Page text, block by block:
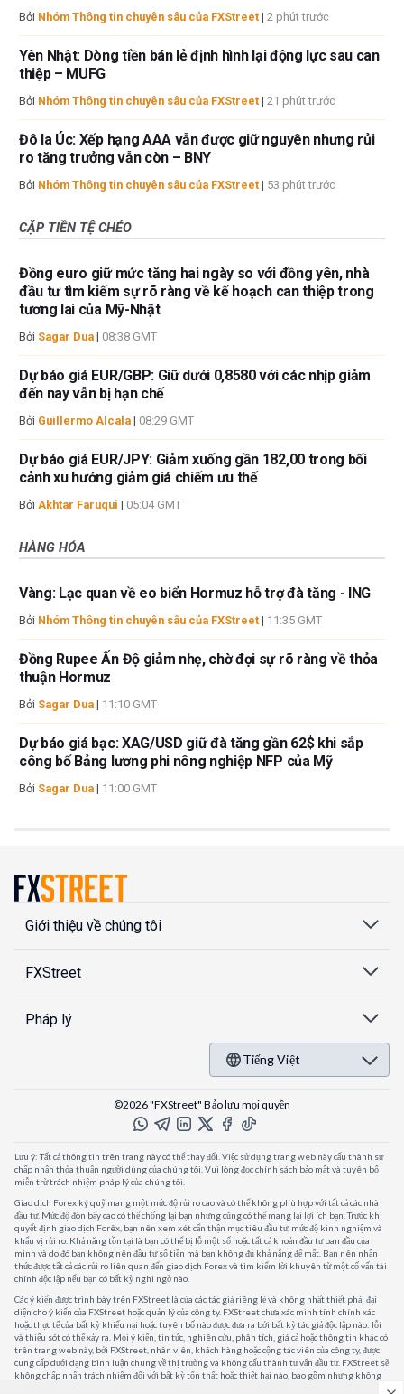
Bởi Nhóm Thông tin chuyên sâu của FXStreet | 2 phút trước
Yên Nhật: Dòng tiền bán lẻ định hình lại động lực sau can
thiệp – MUFG
Bởi Nhóm Thông tin chuyên sâu của FXStreet | 21 phút trước
Đô la Úc: Xếp hạng AAA vẫn được giữ nguyên nhưng rủi
ro tăng trưởng vẫn còn – BNY
Bởi Nhóm Thông tin chuyên sâu của FXStreet | 53 phút trước
CẶP TIỀN TỆ CHÉO
Đồng euro giữ mức tăng hai ngày so với đồng yên, nhà
đầu tư tìm kiếm sự rõ ràng về kế hoạch can thiệp trong
tương lai của Mỹ-Nhật
Bởi Sagar Dua | 08:38 GMT
Dự báo giá EUR/GBP: Giữ dưới 0,8580 với các nhịp giảm
đến nay vẫn bị hạn chế
Bởi Guillermo Alcala | 08:29 GMT
Dự báo giá EUR/JPY: Giảm xuống gần 182,00 trong bối
cảnh xu hướng giảm giá chiếm ưu thế
Bởi Akhtar Faruqui | 05:04 GMT
HÀNG HÓA
Vàng: Lạc quan về eo biển Hormuz hỗ trợ đà tăng - ING
Bởi Nhóm Thông tin chuyên sâu của FXStreet | 11:35 GMT
Đồng Rupee Ấn Độ giảm nhẹ, chờ đợi sự rõ ràng về thỏa
thuận Hormuz
Bởi Sagar Dua | 11:10 GMT
Dự báo giá bạc: XAG/USD giữ đà tăng gần 62$ khi sắp
công bố Bảng lương phi nông nghiệp NFP của Mỹ
Bởi Sagar Dua | 11:00 GMT
Giới thiệu về chúng tôi
FXStreet
Pháp lý
Tiếng Việt
©2026 "FXStreet" Bảo lưu mọi quyền
Lưu ý: Tất cả thông tin trên trang này có thể thay đổi. Việc sử dụng trang web này cấu thành sự
chấp nhận thỏa thuận người dùng của chúng tôi. Vui lòng đọc chính sách bảo mật và tuyên bố
miễn trừ trách nhiệm pháp lý của chúng tôi.
Giao dịch Forex ký quỹ mang một mức độ rủi ro cao và có thể không phù hợp với tất cả các nhà
đầu tư. Mức độ đòn bẩy cao có thể chống lại bạn nhưng cũng có thể mang lại lợi ích bạn. Trước khi
quyết định giao dịch Forêx, bạn nên xem xét cẩn thận mục tiêu đầu tư, mức độ kinh nghiệm và
khẩu vị rủi ro. Khả năng tồn tại là bạn có thể bị lỗ một số hoặc tất cả khoản đầu tư ban đầu của
mình và do đó bạn không nên đầu tư số tiền mà bạn không đủ khả năng để mất. Bạn nên nhận
thức được tất cả các rủi ro liên quan đến giao dịch Forex và tìm kiếm lời khuyên từ một cố vấn tài
chính độc lập nếu bạn có bất kỳ nghi ngờ nào.
Các ý kiến được trình bày trên FXStreet là của các tác giả riêng lẻ và không nhất thiết phải đại
diện cho ý kiến của FXStreet hoặc quản lý của công ty. FXStreet chưa xác minh tính chính xác
hoặc thực tế của bất kỳ khiếu nại hoặc tuyên bố nào được đưa ra bởi bất kỳ tác giả độc lập nào: lỗi
và thiếu sót có thể xảy ra. Mọi ý kiến, tin tức, nghiên cứu, phân tích, giá cả hoặc thông tin khác có
trên trang web này, bởi FXStreet, nhân viên, khách hàng hoặc cộng tác viên của công ty, được
cung cấp dưới dạng bình luận chung về thị trường và không cấu thành tư vấn đầu tư. FXStreet sẽ
không chấp nhận trách nhiệm đối với bất kỳ tổn thất hoặc thiệt hại nào, bao gồm nhưng không